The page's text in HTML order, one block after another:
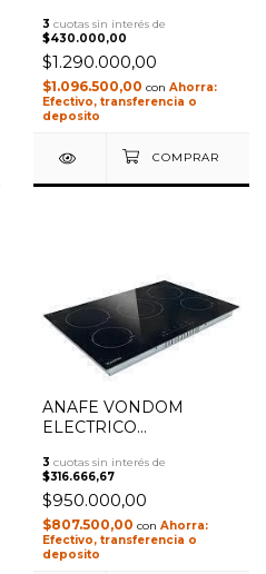
IVX249
3 cuotas sin interés de
$430.000,00
$1.290.000,00
$1.096.500,00 con
Efectivo, transferencia o
deposito
1/2
ANAFE VONDOM
ELECTRICO
EMPOTRABLE 77 CM
CV8224B8
3 cuotas sin interés de
$316.666,67
$950.000,00
$807.500,00 con
Efectivo, transferencia o
deposito